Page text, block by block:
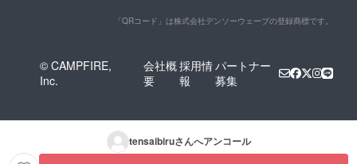
「QRコード」は株式会社デンソーウェーブの登録商標です。
© CAMPFIRE,
Inc.
会社概
要
採用情
報
パートナー
募集
tensaibiruさんへアンコール